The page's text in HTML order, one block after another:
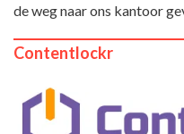
de weg naar ons kantoor
Contentlockr